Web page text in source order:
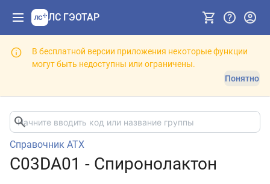
ЛС ГЭОТАР
В бесплатной версии приложения некоторые функции
могут быть недоступны или ограничены.
Понятно
Справочник АТХ
C03DA01 - Спиронолактон